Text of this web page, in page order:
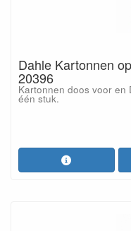
Dahle Kartonnen
20396
Kartonnen doos voor
één stuk.